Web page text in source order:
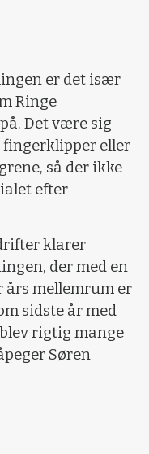
er det især
Ringe
Det være sig
fingerklipper eller
så der ikke
efter
klarer
der med en
mellemrum er
sidste år med
rigtig mange
Søren